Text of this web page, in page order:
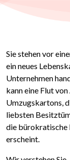
Sie stehen vor
ein neues
Unternehmen
kann eine Flut
Umzugskartons,
liebsten
die bürokratische
erscheint.